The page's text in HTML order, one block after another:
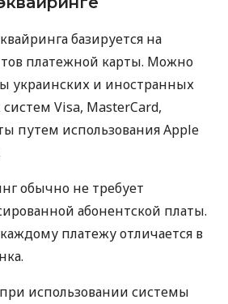
базируется на
платежной карты. Можно
украинских и иностранных
Visa, MasterCard,
путем использования Apple
обычно не требует
абонентской платы.
платежу отличается в
использовании системы